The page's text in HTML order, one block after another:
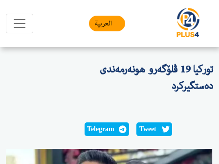
العربیة
توركیا 19 ڤلۆگەرو هونەرمەندی
دەستگیركرد
Tweet
Telegram